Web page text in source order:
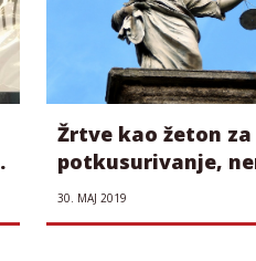
Žrtve kao žeton za
potkusurivanje,
u zakonima ali se
zloupotrebljavaju
30. МАЈ 2019